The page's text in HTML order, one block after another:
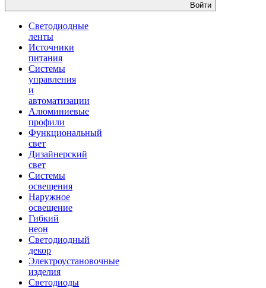
Войти
Светодиодные
ленты
Источники
питания
Системы
управления
и
автоматизации
Алюминиевые
профили
Функциональный
свет
Дизайнерский
свет
Системы
освещения
Наружное
освещение
Гибкий
неон
Светодиодный
декор
Электроустановочные
изделия
Светодиоды